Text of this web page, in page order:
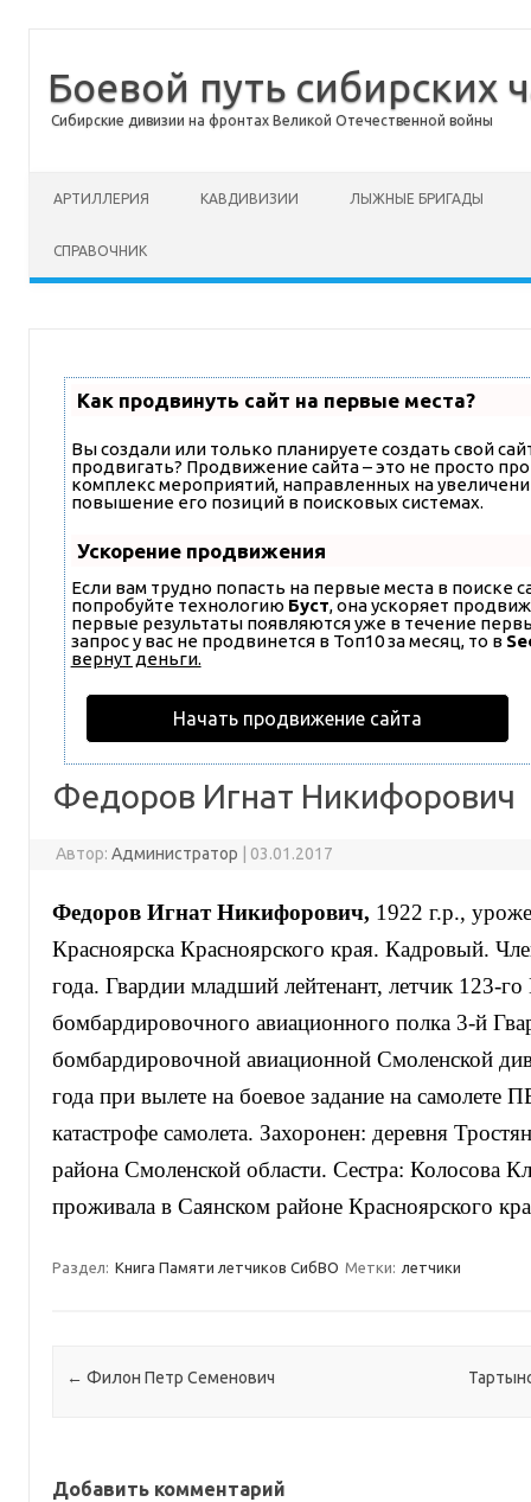
Боевой путь сибирских
Сибирские дивизии на фронтах Великой Отечественной войны
АРТИЛЛЕРИЯ КАВДИВИЗИИ ЛЫЖНЫЕ БРИГАДЫ
СПРАВОЧНИК
Как продвинуть сайт на первые места?
Вы создали или только планируете создать свой
продвигать? Продвижение сайта – это не просто
комплекс мероприятий, направленных на
повышение его позиций в поисковых системах.
Ускорение продвижения
Если вам трудно попасть на первые места в поиске
попробуйте технологию Буст, она ускоряет
первые результаты появляются уже в течение
запрос у вас не продвинется в Топ10 за месяц, то в
вернут деньги.
Начать продвижение сайта
Федоров Игнат Никифорович
Автор:Администратор 03.01.2017
Федоров Игнат Никифорович, 1922 г.р.,
Красноярска Красноярского края. Кадровый.
года. Гвардии младший лейтенант, летчик 123-го
бомбардировочного авиационного полка 3-й
бомбардировочной авиационной Смоленской
года при вылете на боевое задание на самолете
катастрофе самолета. Захоронен: деревня
района Смоленской области. Сестра: Колосова
проживала в Саянском районе Красноярского
Раздел: Книга Памяти летчиков СибВО Метки: летчики
Навигация по записям
← Филон Петр Семенович
Добавить комментарий